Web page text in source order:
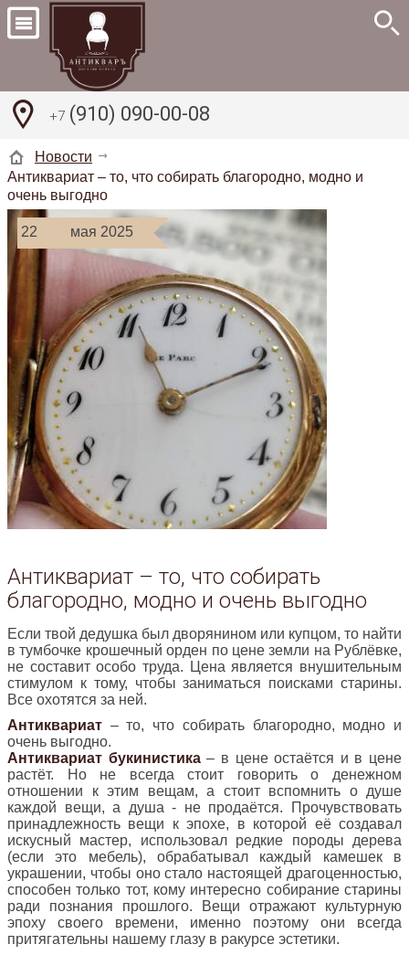
+7 (910) 090-00-08
Новости
Антиквариат – то, что собирать благородно, модно и
очень выгодно
22 мая 2025
Антиквариат – то, что собирать
благородно, модно и очень выгодно
Если твой дедушка был дворянином или купцом, то найти
в тумбочке крошечный орден по цене земли на Рублёвке,
не составит особо труда. Цена является внушительным
стимулом к тому, чтобы заниматься поисками старины.
Все охотятся за ней.
Антиквариат – то, что собирать благородно, модно и
очень выгодно.
Антиквариат букинистика– в цене остаётся и в цене
растёт. Но не всегда стоит говорить о денежном
отношении к этим вещам, а стоит вспомнить о душе
каждой вещи, а душа - не продаётся. Прочувствовать
принадлежность вещи к эпохе, в которой её создавал
искусный мастер, использовал редкие породы дерева
(если это мебель), обрабатывал каждый камешек в
украшении, чтобы оно стало настоящей драгоценностью,
способен только тот, кому интересно собирание старины
ради познания прошлого. Вещи отражают культурную
эпоху своего времени, именно поэтому они всегда
притягательны нашему глазу в ракурсе эстетики.